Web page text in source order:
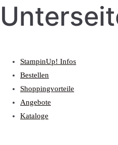
StampinUp! Infos
Bestellen
Shoppingvorteile
Angebote
Kataloge